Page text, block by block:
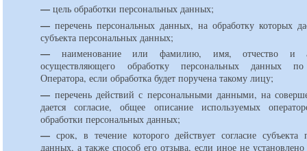
— цель обработки персональных данных;
— перечень персональных данных, на обработку которых
субъекта персональных данных;
— наименование или фамилию, имя, отчество и
осуществляющего обработку персональных данных
Оператора, если обработка будет поручена такому лицу;
— перечень действий с персональными данными, на
дается согласие, общее описание используемых
обработки персональных данных;
— срок, в течение которого действует согласие субъекта
данных, а также способ его отзыва, если иное не